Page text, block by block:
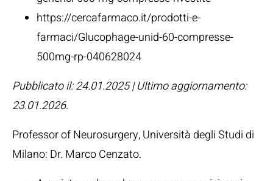
https://cercafarmaco.it/prodotti-e-
farmaci/Glucophage-unid-60-compresse-
500mg-rp-040628024
Pubblicato il: 24.01.2025 | Ultimo aggiornamento:
23.01.2026.
Professor of Neurosurgery, Università degli Studi di
Milano: Dr. Marco Cenzato.